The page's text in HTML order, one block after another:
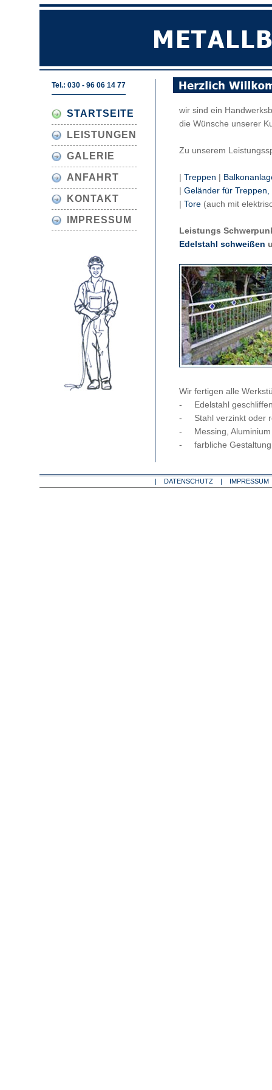
STARTSEITE
LEISTUNGEN
GALERIE
ANFAHRT
KONTAKT
IMPRESSUM
wir sind ein
die Wünsche unserer
Zu unserem
| Treppen |
| Geländer für
| Tore (auch mit
Leistungs
Edelstahl schweißen
Wir fertigen alle
- Edelstahl
- Stahl verzinkt oder
- Messing, Aluminium
- farbliche Gestaltung
Tel.: 030 - 96 06 14 77
| DATENSCHUTZ | IMPRESSUM